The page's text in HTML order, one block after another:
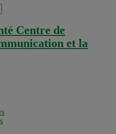
Centre de
et la